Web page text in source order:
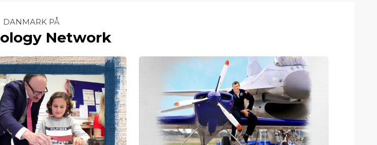
DANMARK PÅ
Network